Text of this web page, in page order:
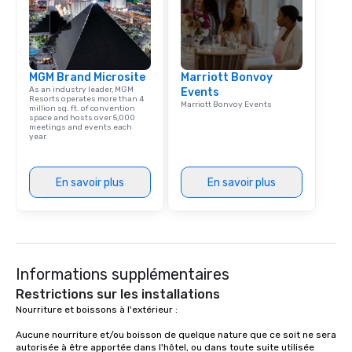
MGM Brand Microsite
As an industry leader, MGM
Resorts operates more than 4
million sq. ft. of convention
space and hosts over 5,000
meetings and events each
year.
En savoir plus
Marriott Bonvoy
Events
Marriott Bonvoy Events
En savoir plus
Informations supplémentaires
Restrictions sur les installations
Nourriture et boissons à l'extérieur :
Aucune nourriture et/ou boisson de quelque nature que ce soit ne sera
autorisée à être apportée dans l'hôtel, ou dans toute suite utilisée